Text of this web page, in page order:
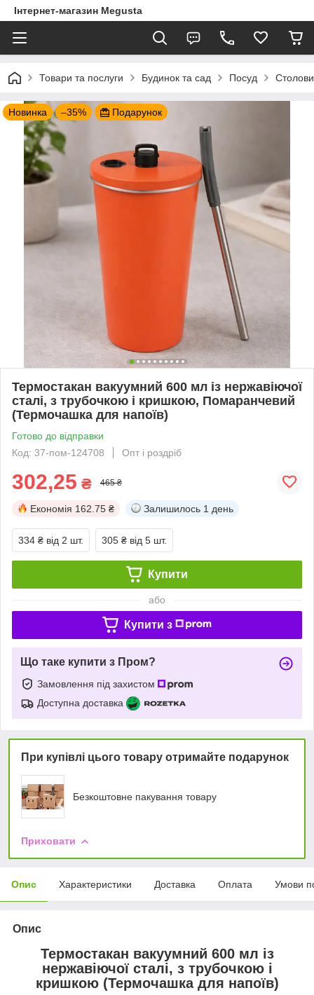
Інтернет-магазин Megusta
Товари та послуги Будинок та сад Посуд
Новинка –35% Подарунок
Термостакан вакуумний 600 мл із нержавіючої
сталі, з трубочкою і кришкою, Помаранчевий
(Термочашка для напоїв)
Готово до відправки
Код: 37-пом-124708
Опт і роздріб
302,25 ₴ 465 ₴
Економія 162.75 ₴ Залишилось 1 день
334 ₴ від 2 шт. 305 ₴ від 5 шт.
Купити
або
Купити з
Що таке купити з Пром?
Замовлення під захистом
Доступна доставка
При купівлі цього товару отримайте подарунок
Безкоштовне пакування товару
Приховати
Опис Характеристики Доставка Оплата Умови
Опис
Термостакан вакуумний 600 мл із
нержавіючої сталі, з трубочкою і
кришкою (Термочашка для напоїв)